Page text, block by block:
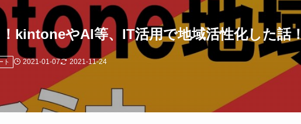
kintoneやAI等、IT活用で地域活性化した話
ト 2021-01-07 2021-11-24